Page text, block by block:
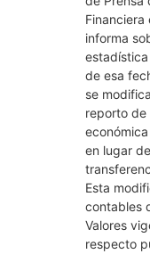
informa
de esa
se
reporto de
en lugar
Esta
contables
Valores
respecto